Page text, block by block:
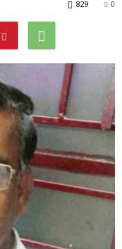
0
829